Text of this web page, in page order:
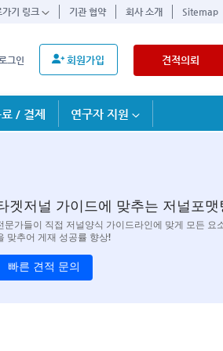
가기 링크 기관 협약 회사 소개 Sitemap
로그인 회원가입 견적의뢰
/ 결제 연구자 지원
겟저널 가이드에 맞추는 저널포맷
문가들이 직접 저널양식 가이드라인에 맞게 모든 요
맞추어 게재 성공률 향상!
빠른 견적 문의